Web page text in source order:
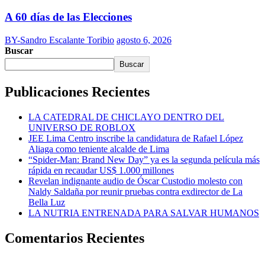
A 60 días de las Elecciones
BY-Sandro Escalante Toribio agosto 6, 2026
Buscar
Buscar
Publicaciones Recientes
LA CATEDRAL DE CHICLAYO DENTRO DEL
UNIVERSO DE ROBLOX
JEE Lima Centro inscribe la candidatura de Rafael López
Aliaga como teniente alcalde de Lima
“Spider-Man: Brand New Day” ya es la segunda película más
rápida en recaudar US$ 1.000 millones
Revelan indignante audio de Óscar Custodio molesto con
Naldy Saldaña por reunir pruebas contra exdirector de La
Bella Luz
LA NUTRIA ENTRENADA PARA SALVAR HUMANOS
Comentarios Recientes